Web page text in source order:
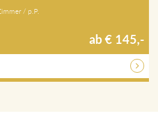
/ p.P.
ab € 145,-